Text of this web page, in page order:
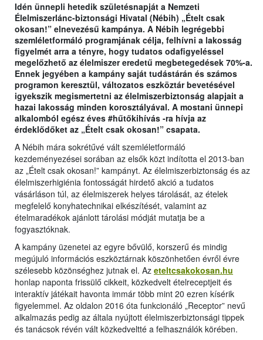
Idén ünnepli hetedik születésnapját a Nemzeti
Élelmiszerlánc-biztonsági Hivatal (Nébih) „Ételt csak
okosan!” elnevezésű kampánya. A Nébih legrégebbi
szemléletformáló programjának célja, felhívni a lakosság
figyelmét arra a tényre, hogy tudatos odafigyeléssel
megelőzhető az élelmiszer eredetű megbetegedések 70%-a.
Ennek jegyében a kampány saját tudástárán és számos
programon keresztül, változatos eszköztár bevetésével
igyekszik megismertetni az élelmiszerbiztonság alapjait a
hazai lakosság minden korosztályával. A mostani ünnepi
alkalomból egész éves #hűtőkihívás -ra hívja az
érdeklődőket az „Ételt csak okosan!” csapata.
A Nébih mára sokrétűvé vált szemléletformáló
kezdeményezései sorában az elsők közt indította el 2013-ban
az „Ételt csak okosan!” kampányt. Az élelmiszerbiztonság és az
élelmiszerhigiénia fontosságát hirdető akció a tudatos
vásárláson túl, az élelmiszerek helyes tárolását, az ételek
megfelelő konyhatechnikai elkészítését, valamint az
ételmaradékok ajánlott tárolási módját mutatja be a
fogyasztóknak.
A kampány üzenetei az egyre bővülő, korszerű és mindig
megújuló információs eszköztárnak köszönhetően évről évre
szélesebb közönséghez jutnak el. Az eteltcsakokosan.hu
honlap naponta frissülő cikkeit, közkedvelt ételreceptjeit és
interaktív játékait havonta immár több mint 20 ezren kísérik
figyelemmel. Az oldalon 2016 óta funkcionáló „Receptor” nevű
alkalmazás pedig az általa nyújtott élelmiszerbiztonsági tippek
és tanácsok révén vált közkedveltté a felhasználók körében.